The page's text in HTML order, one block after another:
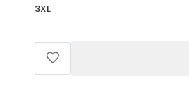
3XL